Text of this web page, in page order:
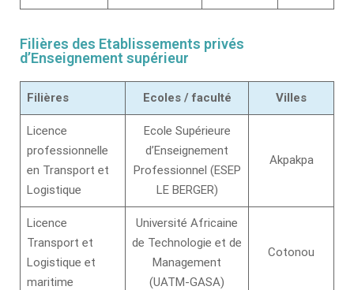
Filières des Etablissements privés
d’Enseignement supérieur
Filières Ecoles / faculté Villes
Licence
professionnelle
en Transport et
Logistique
Ecole Supérieure
d’Enseignement
Professionnel (ESEP
LE BERGER)
Akpakpa
Licence
Transport et
Logistique et
maritime
Université Africaine
de Technologie et de
Management
(UATM-GASA)
Cotonou